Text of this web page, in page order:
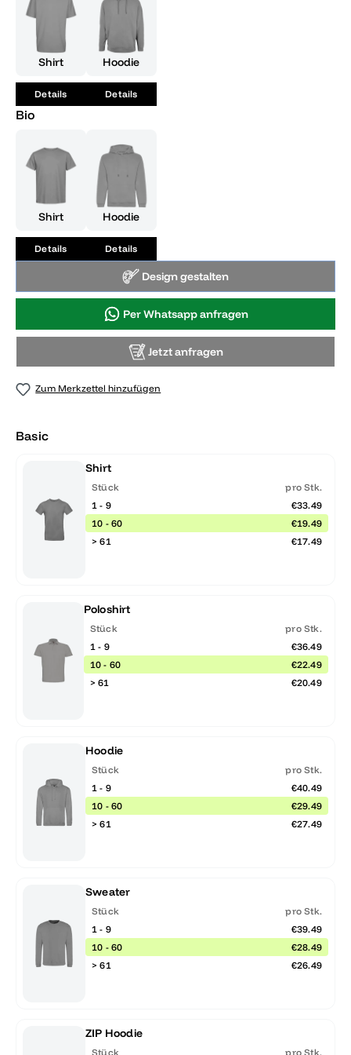
wie Du.
Shirt
Details
Hoodie
Details
Bio
Shirt
Details
Hoodie
Details
Design gestalten
Per Whatsapp anfragen
Jetzt anfragen
Zum Merkzettel hinzufügen
Basic
Shirt
Stück
pro Stk.
1 - 9
€33.49
10 - 60
€19.49
> 61
€17.49
Poloshirt
Stück
pro Stk.
1 - 9
€36.49
10 - 60
€22.49
> 61
€20.49
Hoodie
Stück
pro Stk.
1 - 9
€40.49
10 - 60
€29.49
> 61
€27.49
Sweater
Stück
pro Stk.
1 - 9
€39.49
10 - 60
€28.49
> 61
€26.49
ZIP Hoodie
Stück pro Stk.